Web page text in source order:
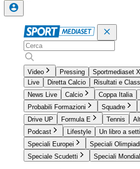
Video Pressing Sportmediaset
Live
Diretta Calcio
Risultati e
News Live
Calcio Coppa Italia
Probabili Formazioni
Squadre
Drive UP
Formula E Tennis
Podcast
Lifestyle
Un libro a
Speciali Europei
Speciali Olimpiadi
Speciale Scudetti
Speciali